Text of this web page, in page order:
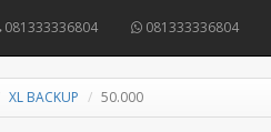
081333336804 081333336804
XL BACKUP 50.000